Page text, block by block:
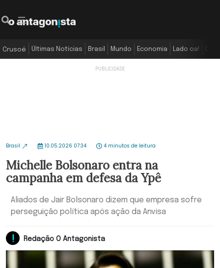
Crusoé Últimas Notícias Brasil Mundo Economia Lado oa!
Brasil 10.05.2026 07:34 4 minutos de leitura
Michelle Bolsonaro entra na
campanha em defesa da Ypê
Aliados de Jair Bolsonaro dizem que empresa sofre
perseguição política após ação da Anvisa
Redação O Antagonista